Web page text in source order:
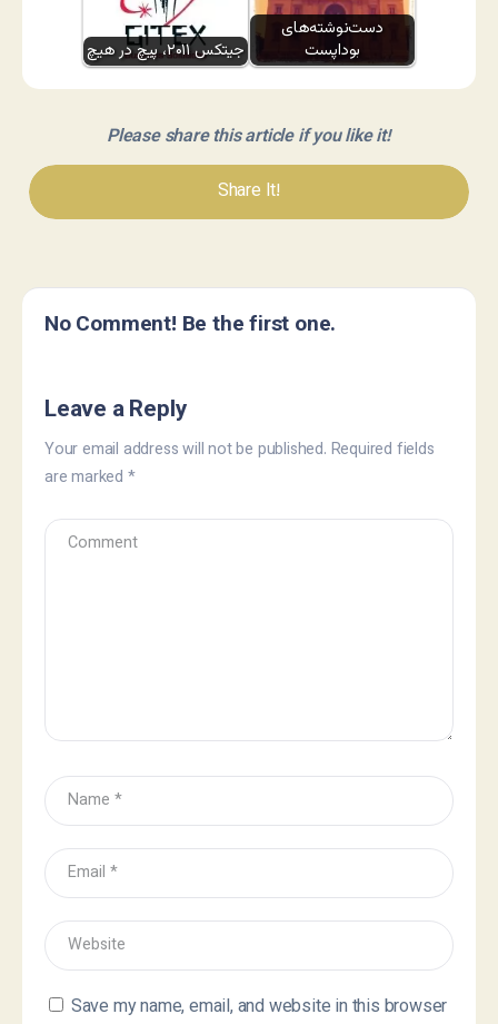
جیتکس ۲۰۱۱، پیچ در هیچ
دست‌نوشته‌های
بوداپست
Please share this article if you like it!
Share It!
No Comment! Be the first one.
Leave a Reply
Your email address will not be published. Required fields
are marked *
Save my name, email, and website in this browser